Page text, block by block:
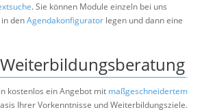
. Sie können Module einzeln bei uns
denAgendakonfigurator legen und dann eine
kostenlos ein Angebot mit maßgeschneidertem
Ihrer Vorkenntnisse und Weiterbildungsziele.